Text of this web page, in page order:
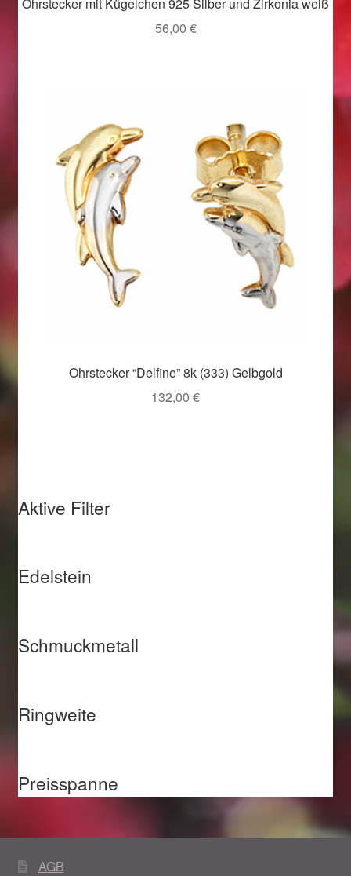
Weihnachtsangebote 2019
Widerrufsrecht
Woocommerce Predictive Search
56,00 €
Ohrstecker “Delfine” 8k (333) Gelbgold
132,00 €
Aktive Filter
Edelstein
Schmuckmetall
Ringweite
Preisspanne
AGB